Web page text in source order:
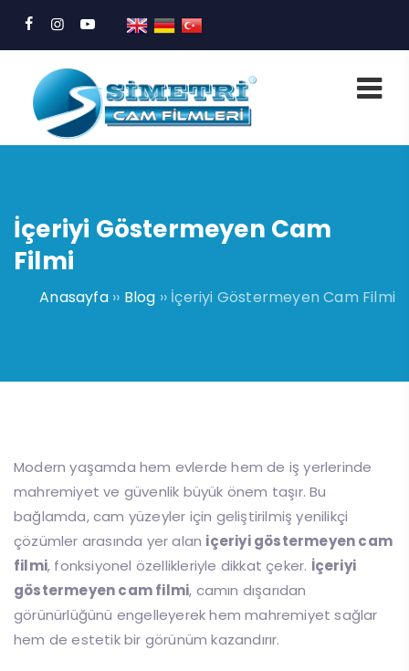
İçeriyi Göstermeyen Cam
Filmi
Anasayfa ›› Blog ›› İçeriyi Göstermeyen Cam Filmi
Modern yaşamda hem evlerde hem de iş yerlerinde
mahremiyet ve güvenlik büyük önem taşır. Bu
bağlamda, cam yüzeyler için geliştirilmiş yenilikçi
çözümler arasında yer alan içeriyi göstermeyen cam
filmi, fonksiyonel özellikleriyle dikkat çeker. İçeriyi
göstermeyen cam filmi, camın dışarıdan
görünürlüğünü engelleyerek hem mahremiyet sağlar
hem de estetik bir görünüm kazandırır.